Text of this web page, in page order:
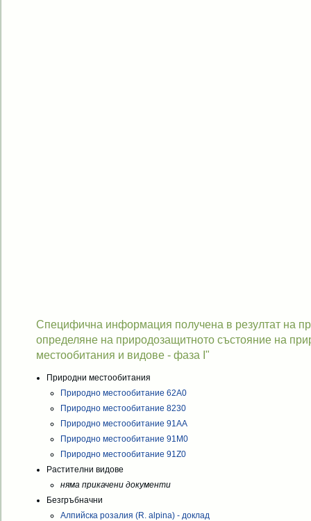
Специфична информация получена в резултат на
определяне на природозащитното състояние на
местообитания и видове - фаза I"
Природни местообитания
Природно местообитание 62A0
Природно местообитание 8230
Природно местообитание 91AA
Природно местообитание 91M0
Природно местообитание 91Z0
Растителни видове
няма прикачени документи
Безгръбначни
Алпийска розалия (R. alpina) - доклад